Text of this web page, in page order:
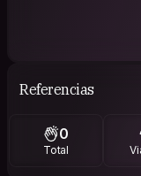
Referencias
0
Total